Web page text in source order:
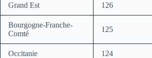
Grand Est 126
Bourgogne-Franche-
Comté
125
Occitanie 124